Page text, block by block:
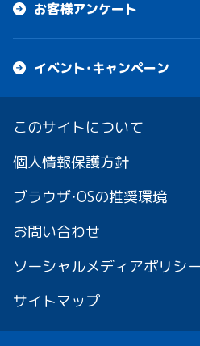
お客様アンケート
イベント・キャンペーン
このサイトについて
個人情報保護方針
ブラウザ・OSの推奨環境
お問い合わせ
ソーシャルメディアポリシー
サイトマップ